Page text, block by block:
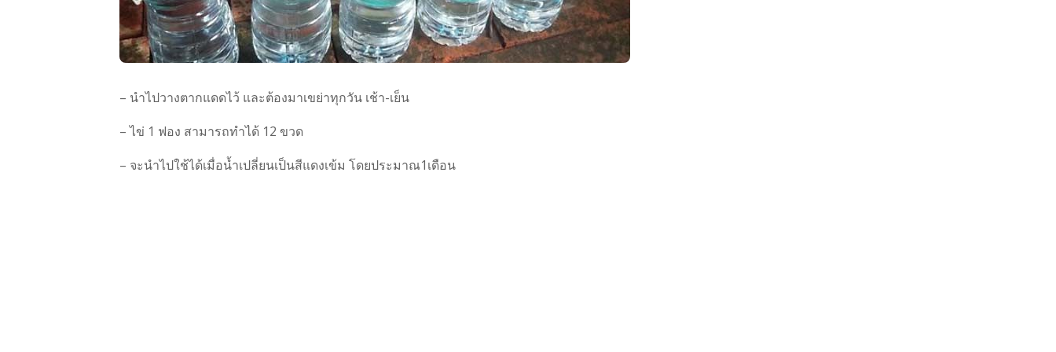
– นำไปวางตากแดดไว้ และต้องมาเขย่าทุกวัน เช้า-เย็น
– ไข่ 1 ฟอง สามารถทำได้ 12 ขวด
– จะนำไปใช้ได้เมื่อน้ำเปลี่ยนเป็นสีแดงเข้ม โดยประมาณ1เดือน